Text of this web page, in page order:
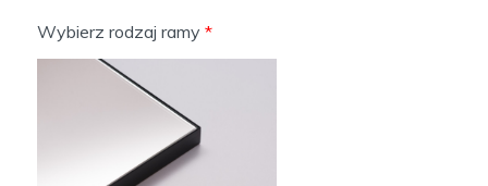
Wybierz rodzaj ramy *